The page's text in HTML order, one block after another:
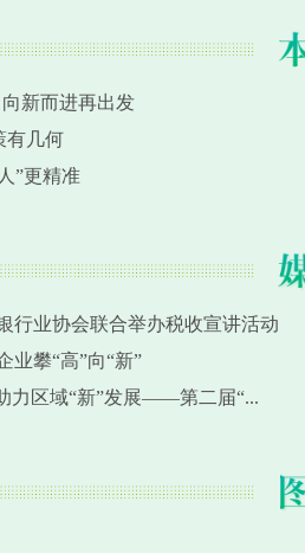
新而进再出发
有几何
”更精准
行业协会联合举办税收宣讲活动
业攀“高”向“新”
力区域“新”发展——第二届“...